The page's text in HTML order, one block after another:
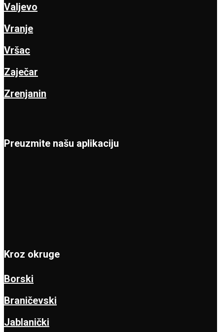
Valjevo
Vranje
Vršac
Zaječar
Zrenjanin
Preuzmite našu aplikaciju
Kroz okruge
Borski
Braničevski
Jablanički